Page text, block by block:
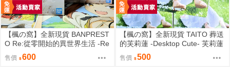
【楓の窩】全新現貨 BANPREST
O Re:從零開始的異世界生活 -Re
lax time- 拉姆 甜蜜天使ver.【日
版】
售價 600
【楓の窩】全新現貨 TAITO 葬送
的芙莉蓮 -Desktop Cute- 芙莉蓮
夏日連身裙ver.【日版】
售價 500